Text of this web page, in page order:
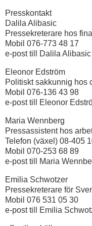
Presskontakt
Dalila Alibasic
Pressekreterare hos
Mobil 076-773 48 17
e-post till Dalila Alibasic
Eleonor Edström
Politiskt sakkunnig hos
Mobil 076-136 43 98
e-post till Eleonor
Maria Wennberg
Pressassistent hos
Telefon (växel) 08-405
Mobil 070-253 68 89
e-post till Maria
Emilia Schwotzer
Pressekreterare för
Mobil 076 531 05 30
e-post till Emilia